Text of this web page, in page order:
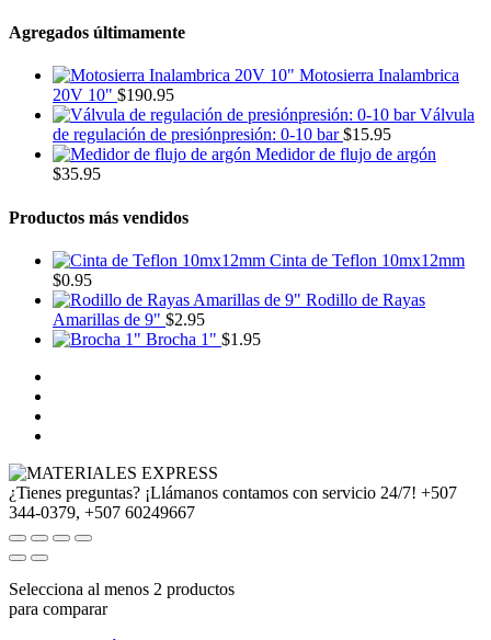
Agregados últimamente
Motosierra Inalambrica
20V 10" $190.95
Válvula
de regulación de presiónpresión: 0-10 bar $15.95
Medidor de flujo de argón
$35.95
Productos más vendidos
Cinta de Teflon 10mx12mm
$0.95
Rodillo de Rayas
Amarillas de 9" $2.95
Brocha 1" $1.95
¿Tienes preguntas? ¡Llámanos contamos con servicio 24/7! +507
344-0379, +507 60249667
Selecciona al menos 2 productos
para comparar